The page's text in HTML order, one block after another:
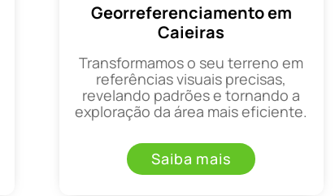
Georreferenciamento em
Caieiras
Transformamos o seu terreno em
referências visuais precisas,
revelando padrões e tornando a
exploração da área mais eficiente.
Saiba mais